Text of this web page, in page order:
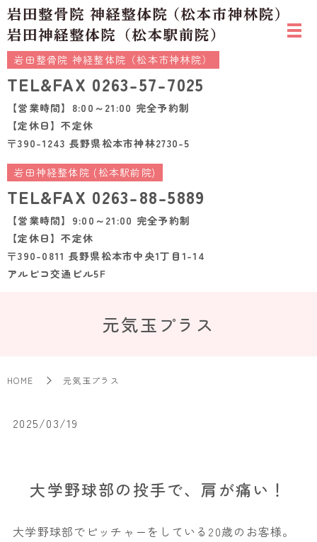
岩田整骨院 神経整体院（松本市神林院）
TEL&FAX 0263-57-7025
【営業時間】8:00～21:00 完全予約制
【定休日】不定休
〒390-1243 長野県松本市神林2730-5
岩田神経整体院 (松本駅前院)
TEL&FAX 0263-88-5889
【営業時間】9:00～21:00 完全予約制
【定休日】不定休
〒390-0811 長野県松本市中央1丁目1-14
アルピコ交通ビル5F
元気玉プラス
HOME 元気玉プラス
2025/03/19
大学野球部の投手で、肩が痛い！
大学野球部でピッチャーをしている20歳のお客様。